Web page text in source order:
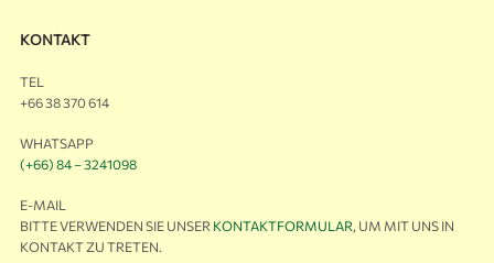
KONTAKT
TEL
+66 38 370 614
WHATSAPP
(+66) 84 – 3241098
E-MAIL
BITTE VERWENDEN SIE UNSER KONTAKTFORMULAR, UM MIT UNS IN
KONTAKT ZU TRETEN.